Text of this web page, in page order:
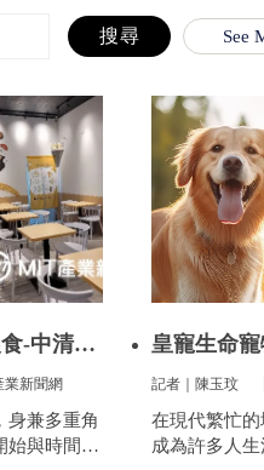
See
-中清
新聞網
身兼多重角
始與時間賽
皇寵生命
寵提供
記者｜陳玉玟
在現代繁忙
成為許多人